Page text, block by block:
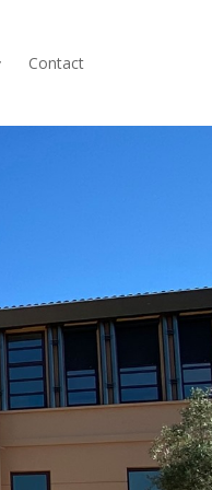
Contact